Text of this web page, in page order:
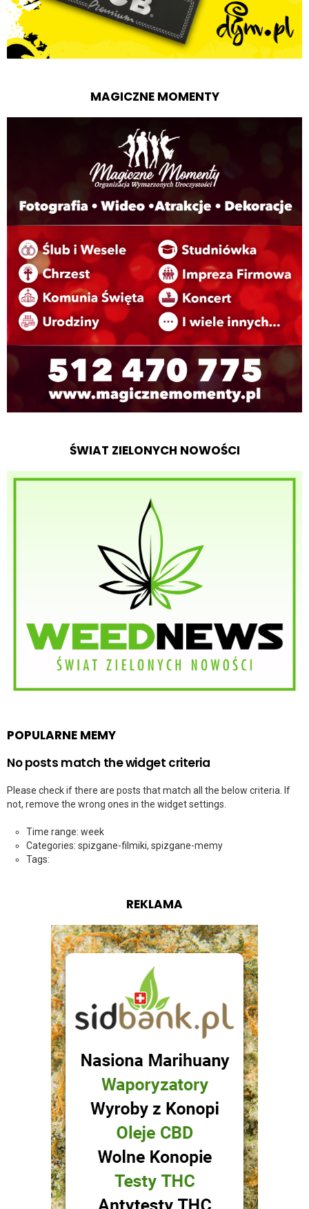
MAGICZNE MOMENTY
ŚWIAT ZIELONYCH NOWOŚCI
POPULARNE MEMY
No posts match the widget criteria
Please check if there are posts that match all the below criteria. If
not, remove the wrong ones in the widget settings.
Time range: week
Categories: spizgane-filmiki, spizgane-memy
Tags:
REKLAMA